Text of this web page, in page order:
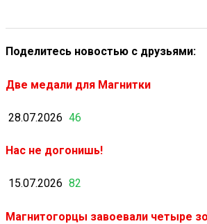
Поделитесь новостью с друзьями:
Две медали для Магнитки
28.07.2026 46
Нас не догонишь!
15.07.2026 82
Магнитогорцы завоевали четыре